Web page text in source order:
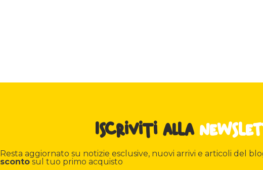
Iscriviti alla
Resta aggiornato su notizie esclusive, nuovi arrivi e articoli del
sconto sul tuo primo acquisto